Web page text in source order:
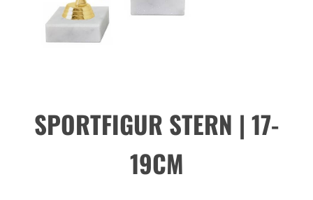
SPORTFIGUR STERN | 17-
19CM